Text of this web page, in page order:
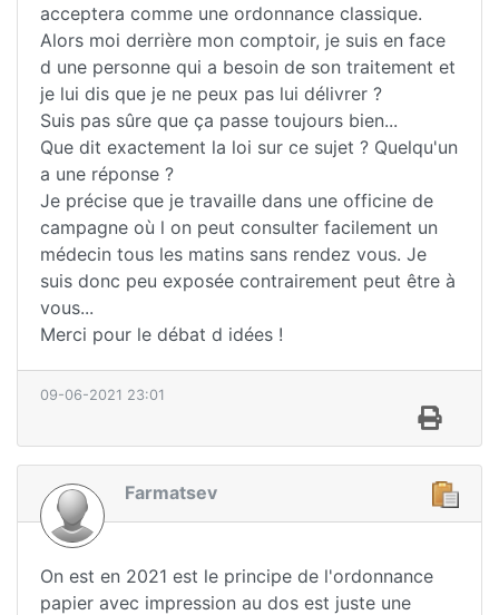
acceptera comme une ordonnance classique.
Alors moi derrière mon comptoir, je suis en face
d une personne qui a besoin de son traitement et
je lui dis que je ne peux pas lui délivrer ?
Suis pas sûre que ça passe toujours bien...
Que dit exactement la loi sur ce sujet ? Quelqu'un
a une réponse ?
Je précise que je travaille dans une officine de
campagne où l on peut consulter facilement un
médecin tous les matins sans rendez vous. Je
suis donc peu exposée contrairement peut être à
vous...
Merci pour le débat d idées !
09-06-2021 23:01
Farmatsev
On est en 2021 est le principe de l'ordonnance
papier avec impression au dos est juste une